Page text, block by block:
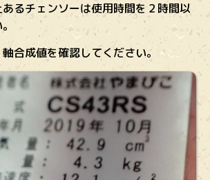
るチェンソーは使用時間を２時間以
合成値を確認してください。